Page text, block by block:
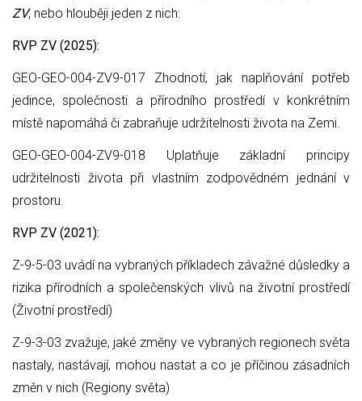
ZV, nebo hlouběji jeden z nich:
RVP ZV (2025):
GEO-GEO-004-ZV9-017 Zhodnotí, jak naplňování potřeb
jedince, společnosti a přírodního prostředí v konkrétním
místě napomáhá či zabraňuje udržitelnosti života na Zemi.
GEO-GEO-004-ZV9-018 Uplatňuje základní principy
udržitelnosti života při vlastním zodpovědném jednání v
prostoru.
RVP ZV (2021):
Z-9-5-03 uvádí na vybraných příkladech závažné důsledky a
rizika přírodních a společenských vlivů na životní prostředí
(Životní prostředí)
Z-9-3-03 zvažuje, jaké změny ve vybraných regionech světa
nastaly, nastávají, mohou nastat a co je příčinou zásadních
změn v nich (Regiony světa)